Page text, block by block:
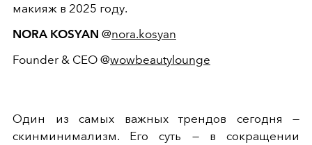
макияж в 2025 году.
NORA KOSYAN @nora.kosyan
Founder & CEO @wowbeautylounge
Один из самых важных трендов сегодня —
скинминимализм. Его суть — в сокращении